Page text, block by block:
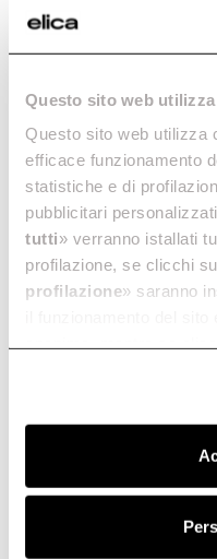
Questo sito web
Questo sito web utilizza
efficace funzionamento
statistiche e di
pubblicitari
tutti» verranno istallati
profilazione, se clicchi
profilazione» saranno
anonime, mentre se
Clicca quiper